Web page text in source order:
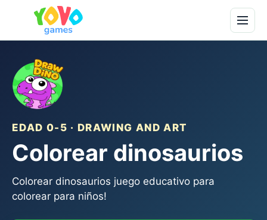
EDAD 0-5 · DRAWING AND ART
Colorear dinosaurios
Colorear dinosaurios juego educativo para
colorear para niños!